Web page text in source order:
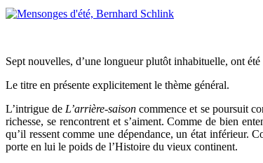
Sept nouvelles, d’une longueur plutôt inhabituelle, ont
Le titre en présente explicitement le thème général.
L’intrigue de L’arrière-saisoncommence et se poursuit
richesse, se rencontrent et s’aiment. Comme de bien
qu’il ressent comme une dépendance, un état inférieur.
porte en lui le poids de l’Histoire du vieux continent.